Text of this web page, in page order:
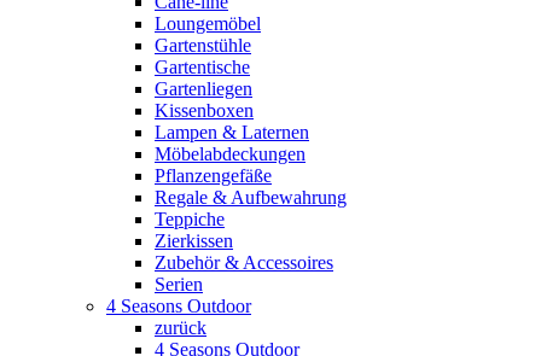
Loungemöbel
Gartenstühle
Gartentische
Gartenliegen
Kissenboxen
Lampen & Laternen
Möbelabdeckungen
Pflanzengefäße
Regale & Aufbewahrung
Teppiche
Zierkissen
Zubehör & Accessoires
Serien
4 Seasons Outdoor
zurück
4 Seasons Outdoor